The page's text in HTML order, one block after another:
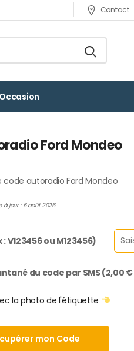
Contact
Occasion
Ford Mondeo
code autoradio Ford Mondeo
à jour : 6 août 2026
: V123456 ou M123456)
du code par SMS (2,00 €
la photo de l'étiquette
mon Code